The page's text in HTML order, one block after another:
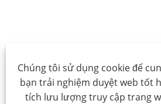
Chúng tôi sử dụng cookie để
bạn trải nghiệm duyệt web tốt
tích lưu lượng truy cập trang